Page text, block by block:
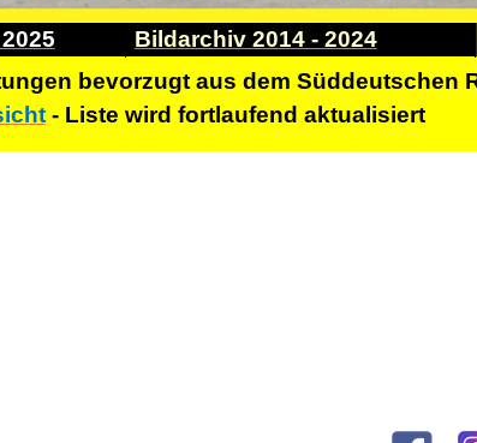
Bildarchiv 2014 - 2024
bevorzugt aus dem Süddeutschen
- Liste wird fortlaufend aktualisiert